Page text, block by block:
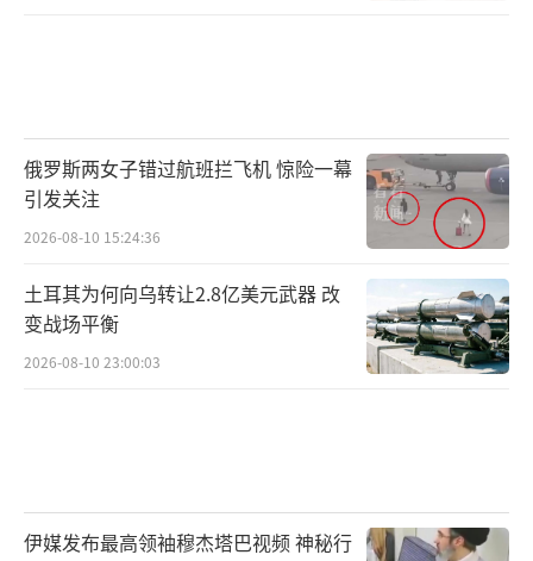
俄罗斯两女子错过航班拦飞机 惊险一幕
引发关注
2026-08-10 15:24:36
土耳其为何向乌转让2.8亿美元武器 改
变战场平衡
2026-08-10 23:00:03
伊媒发布最高领袖穆杰塔巴视频 神秘行